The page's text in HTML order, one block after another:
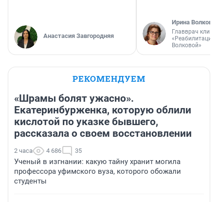
Анастасия Завгородняя
Ирина Волкова
Главврач
«Реабилитация
Волковой»
РЕКОМЕНДУЕМ
«Шрамы болят ужасно».
Екатеринбурженка, которую облили
кислотой по указке бывшего,
рассказала о своем восстановлении
2 часа 4 686 35
Ученый в изгнании: какую тайну хранит могила
профессора уфимского вуза, которого обожали
студенты